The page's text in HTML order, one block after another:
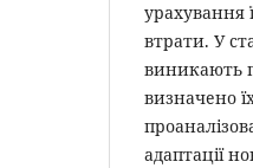
урахування
втрати. У
виникають
визначено
адаптації